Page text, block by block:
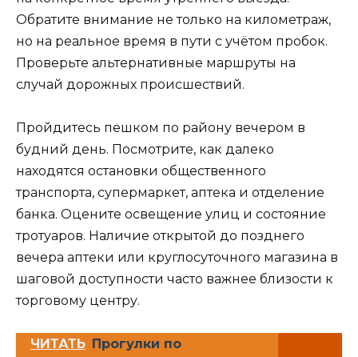
Обратите внимание не только на километраж,
но на реальное время в пути с учётом пробок.
Проверьте альтернативные маршруты на
случай дорожных происшествий.
Пройдитесь пешком по району вечером в
будний день. Посмотрите, как далеко
находятся остановки общественного
транспорта, супермаркет, аптека и отделение
банка. Оцените освещение улиц и состояние
тротуаров. Наличие открытой до позднего
вечера аптеки или круглосуточного магазина в
шаговой доступности часто важнее близости к
торговому центру.
ЧИТАТЬ Прогулки по